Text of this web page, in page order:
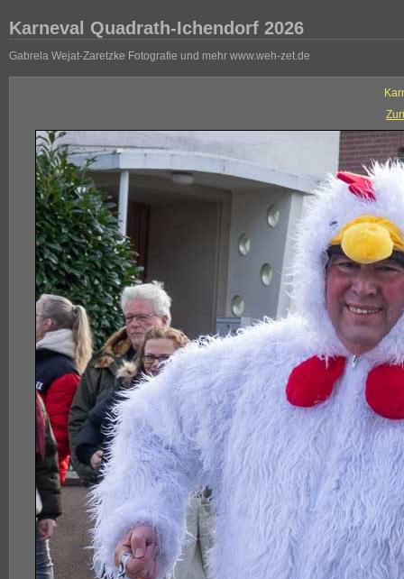
Karneval Quadrath-Ichendorf 2026
Gabrela Wejat-Zaretzke Fotografie und mehr www.weh-zet.de